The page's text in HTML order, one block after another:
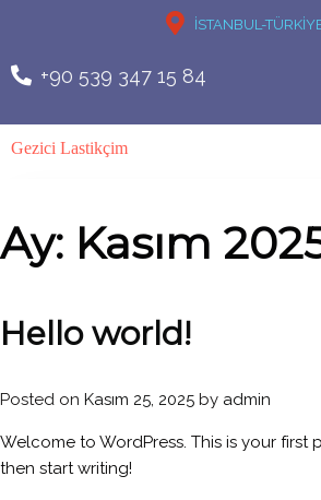
İSTANBUL-
+90 539 347 15 84
Gezici Lastikçim
Ay: Kasım
Hello world!
Posted on Kasım 25, 2025 by admin
Welcome to WordPress. This is your first
then start writing!